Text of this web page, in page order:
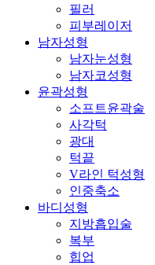
필러
피부레이저
남자성형
남자눈성형
남자코성형
윤곽성형
소프트윤곽술
사각턱
광대
턱끝
V라인 턱성형
인중축소
바디성형
지방흡입술
복부
힙업